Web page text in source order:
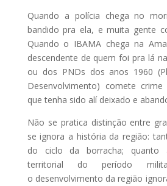
Quando a polícia chega no
bandido pra ela, e muita gente
Quando o IBAMA chega na
descendente de quem foi pra lá
ou dos PNDs dos anos 1960
Desenvolvimento) comete
que tenha sido alí deixado e
Não se pratica distinção entre
se ignora a história da região:
do ciclo da borracha; quanto
territorial do período
o desenvolvimento da região